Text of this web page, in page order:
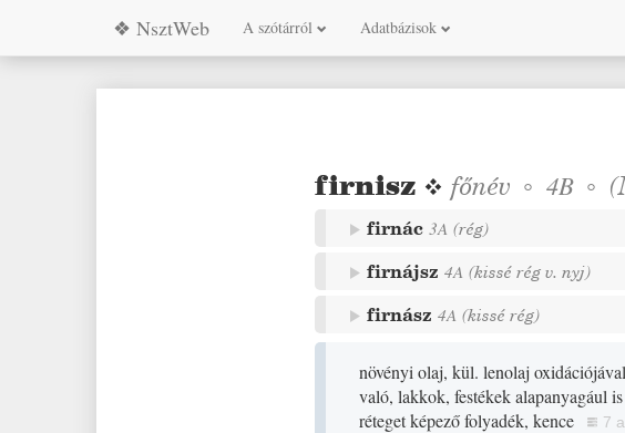
❖ NsztWeb A szótárról Adatbázisok
firnisz ❖főnév ◦ 4B ◦ (
firnác 3A (rég)
firnájsz 4A (kissérég v.nyj)
firnász 4A (kissérég)
növényi olaj, kül. lenolaj
való, lakkok, festékek alapanyagául
réteget képező folyadék, kence
7